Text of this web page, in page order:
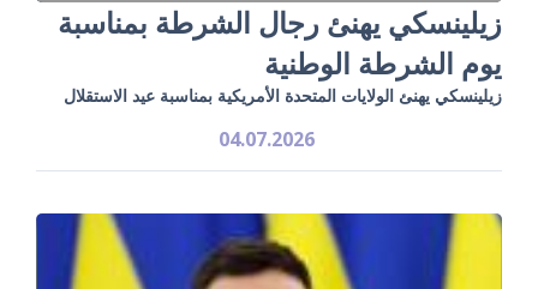
زيلينسكي يهنئ رجال الشرطة بمناسبة
يوم الشرطة الوطنية
زيلينسكي يهنئ الولايات المتحدة الأمريكية بمناسبة عيد الاستقلال
04.07.2026